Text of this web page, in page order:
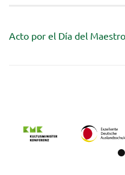
Acto por el Día del Maestro